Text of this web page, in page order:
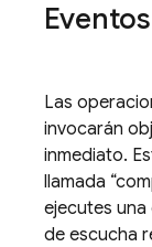
Las
invocarán
inmediato.
llamada
ejecutes
de escucha